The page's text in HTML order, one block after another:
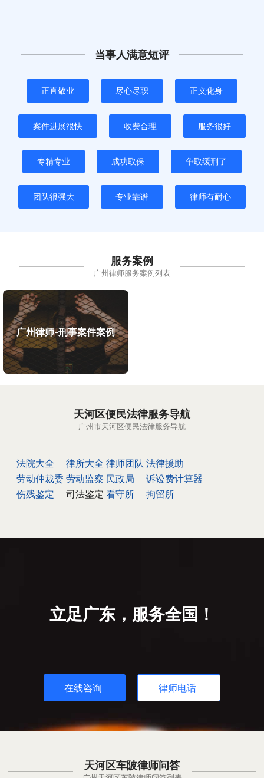
当事人满意短评
正直敬业 尽心尽职 正义化身
案件进展很快 收费合理 服务很好
专精专业 成功取保 争取缓刑了
团队很强大 专业靠谱 律师有耐心
服务案例
广州律师服务案例列表
广州律师-刑事案件案例
天河区便民法律服务导航
广州市天河区便民法律服务导航
法院大全 律所大全 律师团队 法律援助
劳动仲裁委 劳动监察 民政局
诉讼费计算器
伤残鉴定
司法鉴定 看守所 拘留所
立足广东，服务全国！
在线咨询 律师电话
天河区车陂律师问答